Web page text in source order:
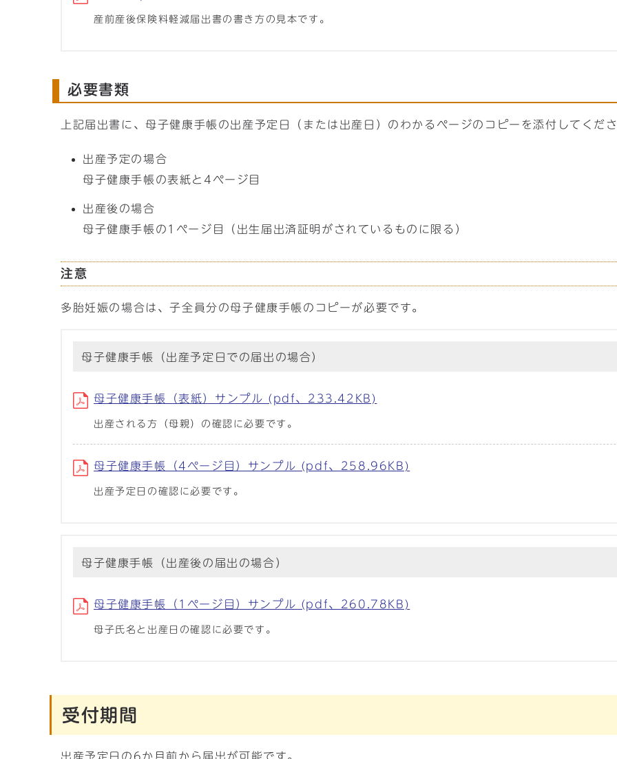
産前産後保険料軽減届出書の書き方の見本です。
必要書類
上記届出書に、母子健康手帳の出産予定日（または出産日）のわかるページのコピーを添付してくだ
出産予定の場合
母子健康手帳の表紙と4ページ目
出産後の場合
母子健康手帳の1ページ目（出生届出済証明がされているものに限る）
注意
多胎妊娠の場合は、子全員分の母子健康手帳のコピーが必要です。
母子健康手帳（出産予定日での届出の場合）
母子健康手帳（表紙）サンプル (pdf、233.42KB)
出産される方（母親）の確認に必要です。
母子健康手帳（4ページ目）サンプル (pdf、258.96KB)
出産予定日の確認に必要です。
母子健康手帳（出産後の届出の場合）
母子健康手帳（1ページ目）サンプル (pdf、260.78KB)
母子氏名と出産日の確認に必要です。
受付期間
出産予定日の6か月前から届出が可能です。